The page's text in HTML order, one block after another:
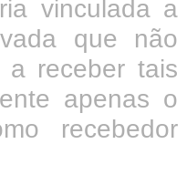
vinculada a
que não
a receber tais
apenas o
recebedor